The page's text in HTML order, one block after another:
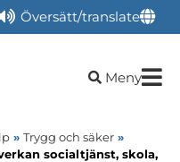
Översätt/translate
Öppna
Meny
» Trygg och säker »
socialtjänst, skola,